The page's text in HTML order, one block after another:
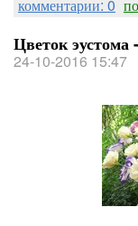
комментарии: 0
Цветок
24-10-2016 15:47